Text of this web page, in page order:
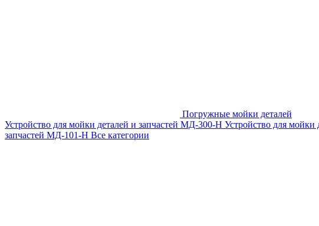
Погружные мойки деталей
Устройство для мойки деталей и запчастей МД-300-H Устройство для мойки
запчастей МД-101-Н Все категории